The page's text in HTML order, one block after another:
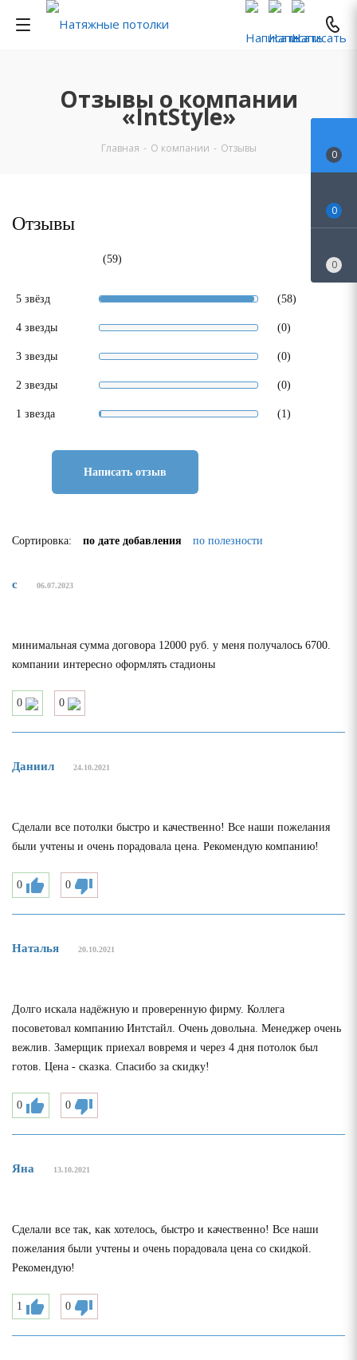
Отзывы о компании
«IntStyle»
Главная - О компании - Отзывы
Отзывы
(59)
5 звёзд (58)
4 звезды (0)
3 звезды (0)
2 звезды (0)
1 звезда (1)
Написать отзыв
Сортировка: по дате добавления по полезности
с 06.07.2023
минимальная сумма договора 12000 руб. у меня получалось 6700.
компании интересно оформлять стадионы
0 0
Даниил 24.10.2021
Сделали все потолки быстро и качественно! Все наши пожелания
были учтены и очень порадовала цена. Рекомендую компанию!
0 0
Наталья 20.10.2021
Долго искала надёжную и проверенную фирму. Коллега
посоветовал компанию Интстайл. Очень довольна. Менеджер очень
вежлив. Замерщик приехал вовремя и через 4 дня потолок был
готов. Цена - сказка. Спасибо за скидку!
0 0
Яна 13.10.2021
Сделали все так, как хотелось, быстро и качественно! Все наши
пожелания были учтены и очень порадовала цена со скидкой.
Рекомендую!
1 0
0
0
0